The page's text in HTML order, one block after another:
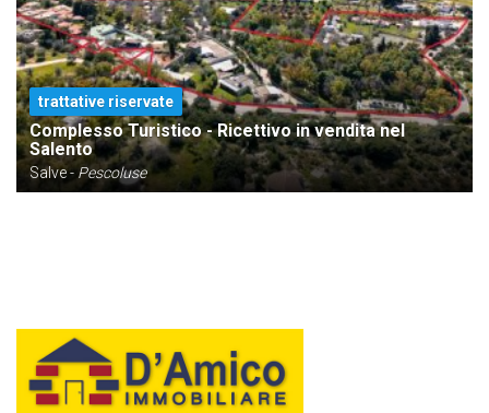
trattative riservate
Complesso Turistico - Ricettivo in vendita nel
Salento
Salve - Pescoluse